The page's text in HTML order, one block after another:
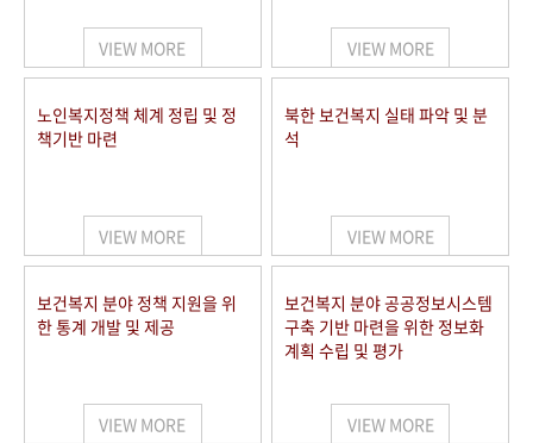
VIEW MORE VIEW MORE
노인복지정책 체계 정립 및 정
책기반 마련
VIEW MORE
북한 보건복지 실태 파악 및 분
석
VIEW MORE
보건복지 분야 정책 지원을 위
한 통계 개발 및 제공
VIEW MORE
보건복지 분야 공공정보시스템
구축 기반 마련을 위한 정보화
계획 수립 및 평가
VIEW MORE